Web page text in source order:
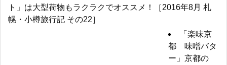
ト」は大型荷物もラクラクでオススメ！［2016年8月 札
幌・小樽旅行記 その22］
「楽味京
都 味噌バタ
ー」京都の